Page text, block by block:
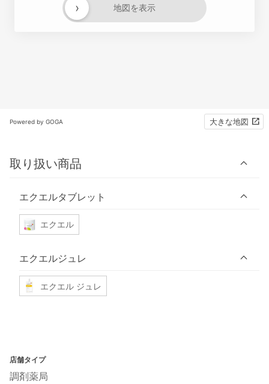
地図を表示
›
Powered by GOGA 大きな地図
取り扱い商品
エクエルタブレット
エクエル
エクエルジュレ
エクエル ジュレ
店舗タイプ
調剤薬局